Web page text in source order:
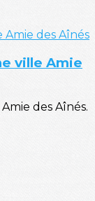
ville Amie
des Aînés.